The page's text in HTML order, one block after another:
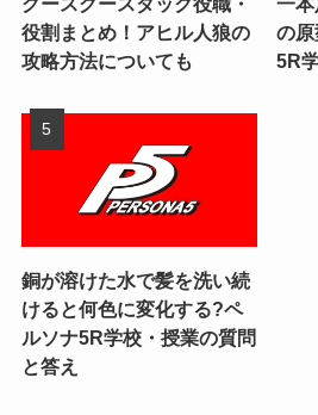
役割まとめ！アヒル人狼の
攻略方法についても
の
5R
銅が溶けた水で髪を洗い続
けると何色に変化する?ペ
ルソナ5R学校・授業の質問
と答え